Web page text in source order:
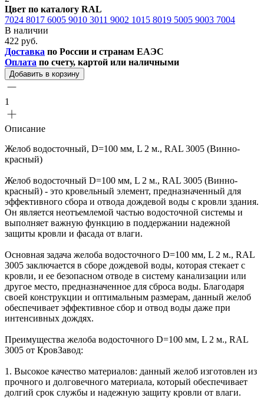
Цвет по каталогу RAL
7024 8017 6005 9010 3011 9002 1015 8019 5005 9003 7004
В наличии
422 руб.
Доставка по России и странам ЕАЭС
Оплата по счету, картой или наличными
Добавить в корзину
1
Описание
Желоб водосточный, D=100 мм, L 2 м., RAL 3005 (Винно-
красный)
Желоб водосточный D=100 мм, L 2 м., RAL 3005 (Винно-
красный) - это кровельный элемент, предназначенный для
эффективного сбора и отвода дождевой воды с кровли здания.
Он является неотъемлемой частью водосточной системы и
выполняет важную функцию в поддержании надежной
защиты кровли и фасада от влаги.
Основная задача желоба водосточного D=100 мм, L 2 м., RAL
3005 заключается в сборе дождевой воды, которая стекает с
кровли, и ее безопасном отводе в систему канализации или
другое место, предназначенное для сброса воды. Благодаря
своей конструкции и оптимальным размерам, данный желоб
обеспечивает эффективное сбор и отвод воды даже при
интенсивных дождях.
Преимущества желоба водосточного D=100 мм, L 2 м., RAL
3005 от КровЗавод:
1. Высокое качество материалов: данный желоб изготовлен из
прочного и долговечного материала, который обеспечивает
долгий срок службы и надежную защиту кровли от влаги.